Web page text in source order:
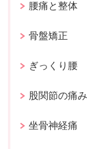
腰痛と整体
骨盤矯正
ぎっくり腰
股関節の痛み
坐骨神経痛